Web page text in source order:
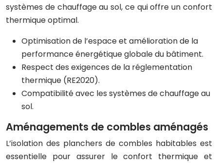
systèmes de chauffage au sol, ce qui offre un confort
thermique optimal.
Optimisation de l’espace et amélioration de la
performance énergétique globale du bâtiment.
Respect des exigences de la réglementation
thermique (RE2020).
Compatibilité avec les systèmes de chauffage au
sol.
Aménagements de combles aménagés
L’isolation des planchers de combles habitables est
essentielle pour assurer le confort thermique et